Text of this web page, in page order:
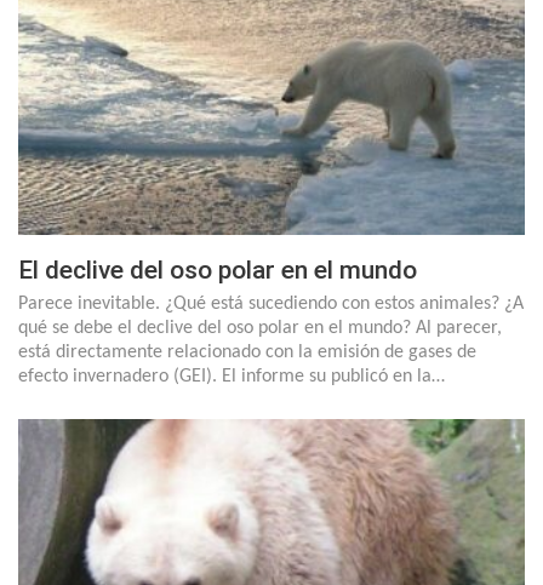
El declive del oso polar en el mundo
Parece inevitable. ¿Qué está sucediendo con estos animales? ¿A
qué se debe el declive del oso polar en el mundo? Al parecer,
está directamente relacionado con la emisión de gases de
efecto invernadero (GEI). El informe su publicó en la…